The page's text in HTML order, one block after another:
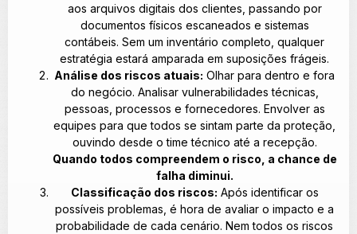
aos arquivos digitais dos clientes, passando por
documentos físicos escaneados e sistemas
contábeis. Sem um inventário completo, qualquer
estratégia estará amparada em suposições frágeis.
Análise dos riscos atuais: Olhar para dentro e fora
do negócio. Analisar vulnerabilidades técnicas,
pessoas, processos e fornecedores. Envolver as
equipes para que todos se sintam parte da proteção,
ouvindo desde o time técnico até a recepção.
Quando todos compreendem o risco, a chance de
falha diminui.
Classificação dos riscos: Após identificar os
possíveis problemas, é hora de avaliar o impacto e a
probabilidade de cada cenário. Nem todos os riscos